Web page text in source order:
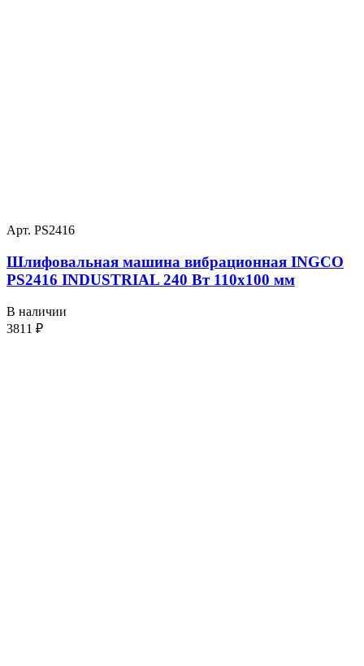
Арт. PS2416
Шлифовальная машина вибрационная INGCO
PS2416 INDUSTRIAL 240 Вт 110х100 мм
В наличии
3811 ₽